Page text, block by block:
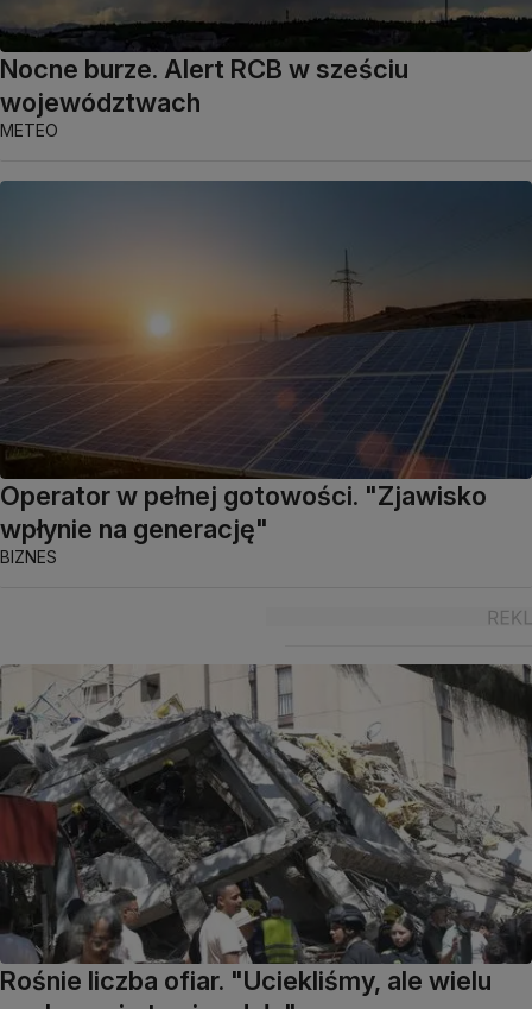
Nocne burze. Alert RCB w sześciu
województwach
METEO
Operator w pełnej gotowości. "Zjawisko
wpłynie na generację"
BIZNES
Rośnie liczba ofiar. "Uciekliśmy, ale wielu